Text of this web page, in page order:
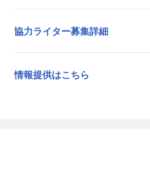
協力ライター募集詳細
情報提供はこちら